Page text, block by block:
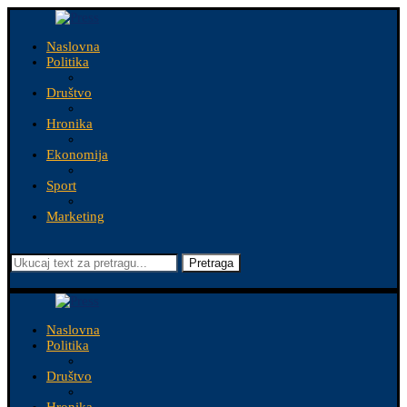
Naslovna
Politika
Društvo
Hronika
Ekonomija
Sport
Marketing
Pretraga
Naslovna
Politika
Društvo